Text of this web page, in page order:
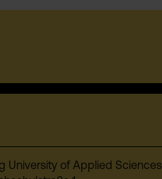
University of Applied Sciences